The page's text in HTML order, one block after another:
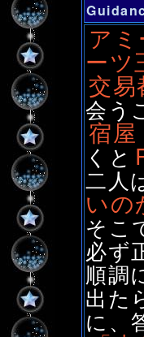
ア
ーツ
交
会う
宿屋
くと
二人
いの
そこ
必ず
順調
出た
に、